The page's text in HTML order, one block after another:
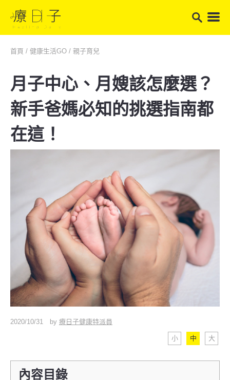
首頁 / 健康生活GO / 親子育兒
月子中心、月嫂該怎麼選？
新手爸媽必知的挑選指南都
在這！
2020/10/31 by 療日子健康特派員
小 中 大
內容目錄